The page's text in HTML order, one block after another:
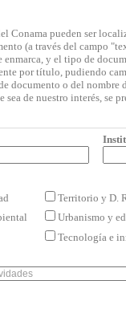
Conama pueden ser
(a través del campo
y el tipo de
por título, pudiendo
documento o del nombre
de nuestro interés, se
Territorio y D.
Urbanismo y
Tecnología e